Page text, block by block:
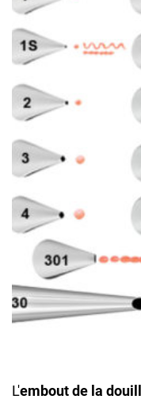
L'embout de la